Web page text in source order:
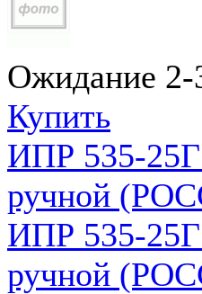
Ожидание 2-
Купить
ИПР 535-
ручной
ИПР 535-
ручной